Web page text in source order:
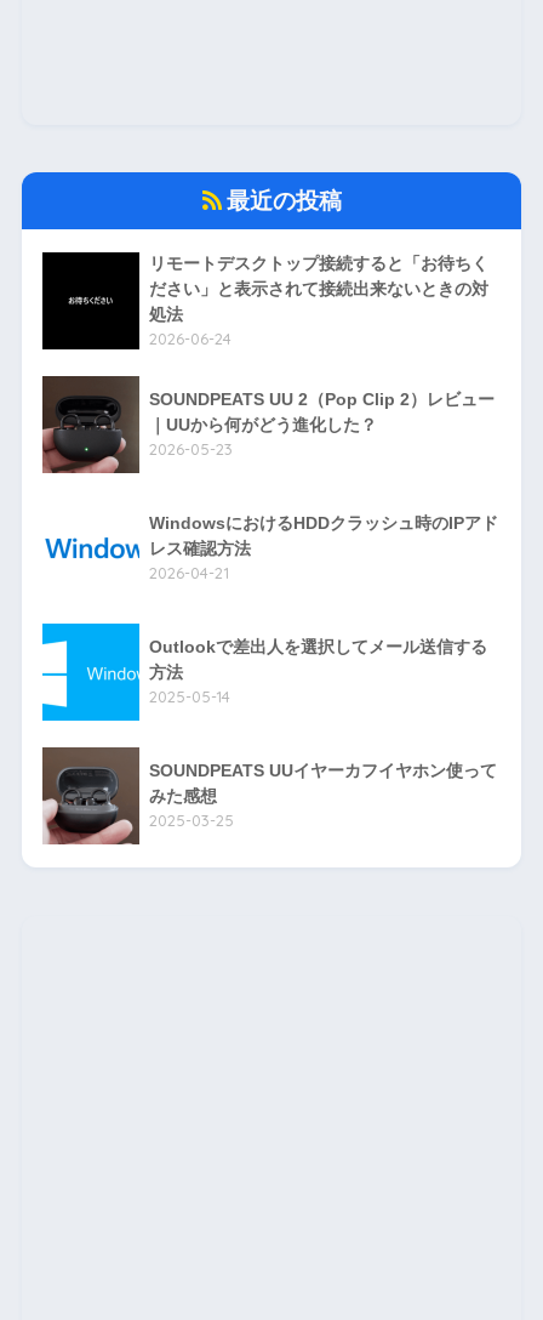
最近の投稿
リモートデスクトップ接続すると「お待ちく
ださい」と表示されて接続出来ないときの対
処法
2026-06-24
SOUNDPEATS UU 2（Pop Clip 2）レビュー
｜UUから何がどう進化した？
2026-05-23
WindowsにおけるHDDクラッシュ時のIPアド
レス確認方法
2026-04-21
Outlookで差出人を選択してメール送信する
方法
2025-05-14
SOUNDPEATS UUイヤーカフイヤホン使って
みた感想
2025-03-25